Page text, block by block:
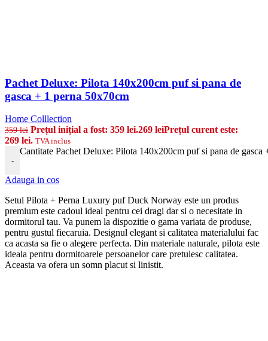
Pachet Deluxe: Pilota 140x200cm puf si pana de
gasca + 1 perna 50x70cm
Home Colllection
359lei Prețul inițial a fost: 359 lei.269 leiPrețul curent este:
269 lei. TVA inclus
-
Cantitate Pachet Deluxe: Pilota 140x200cm puf si pana de gasca
Adauga in cos
Setul Pilota + Perna Luxury puf Duck Norway este un produs
premium este cadoul ideal pentru cei dragi dar si o necesitate in
dormitorul tau. Va punem la dispozitie o gama variata de produse,
pentru gustul fiecaruia. Designul elegant si calitatea materialului fac
ca acasta sa fie o alegere perfecta. Din materiale naturale, pilota este
ideala pentru dormitoarele persoanelor care pretuiesc calitatea.
Aceasta va ofera un somn placut si linistit.